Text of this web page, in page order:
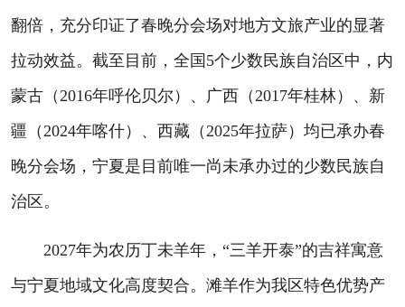
翻倍，充分印证了春晚分会场对地方文旅产业的显著
拉动效益。截至目前，全国5个少数民族自治区中，内
蒙古（2016年呼伦贝尔）、广西（2017年桂林）、新
疆（2024年喀什）、西藏（2025年拉萨）均已承办春
晚分会场，宁夏是目前唯一尚未承办过的少数民族自
治区。
2027年为农历丁未羊年，“三羊开泰”的吉祥寓意
与宁夏地域文化高度契合。滩羊作为我区特色优势产